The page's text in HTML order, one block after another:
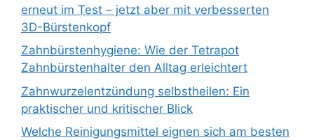
erneut im Test – jetzt aber mit verbesserten
3D-Bürstenkopf
Zahnbürstenhygiene: Wie der Tetrapot
Zahnbürstenhalter den Alltag erleichtert
Zahnwurzelentzündung selbstheilen: Ein
praktischer und kritischer Blick
Welche Reinigungsmittel eignen sich am besten